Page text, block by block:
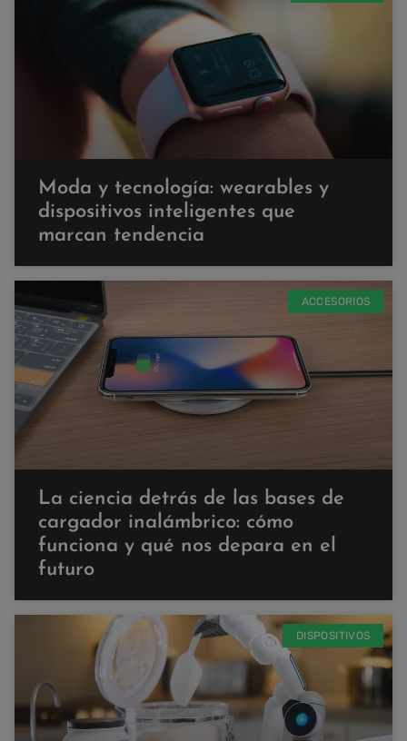
Moda y tecnología: wearables y
dispositivos inteligentes que
marcan tendencia
ACCESORIOS
La ciencia detrás de las bases de
cargador inalámbrico: cómo
funciona y qué nos depara en el
futuro
DISPOSITIVOS